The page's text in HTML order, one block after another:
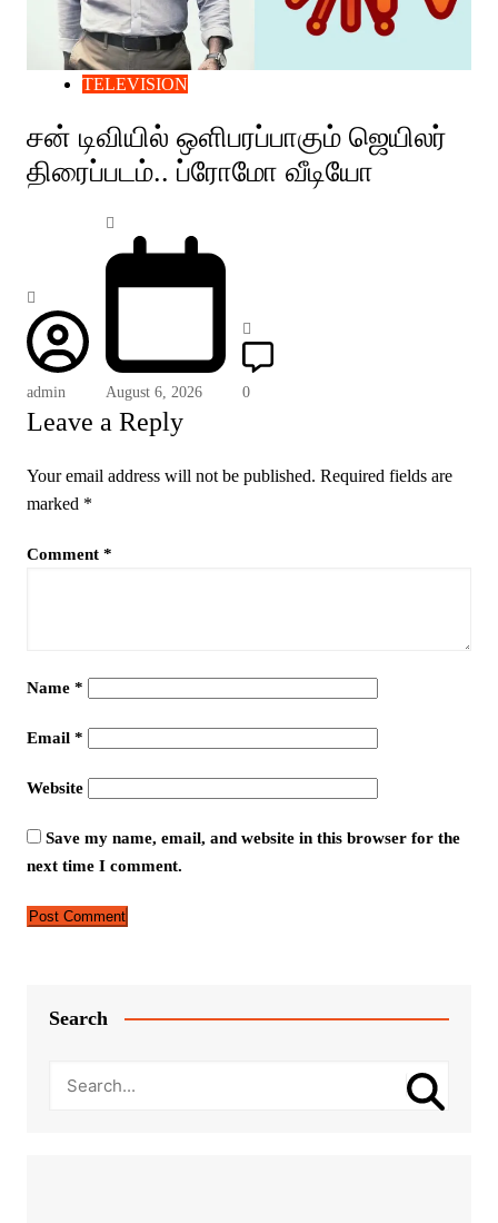
TELEVISION
சன் டிவியில் ஒளிபரப்பாகும் ஜெயிலர்
திரைப்படம்.. ப்ரோமோ வீடியோ
admin August 6, 2026 0
Leave a Reply
Your email address will not be published. Required fields are
marked *
Comment *
Name *
Email *
Website
Save my name, email, and website in this browser for the
next time I comment.
Search